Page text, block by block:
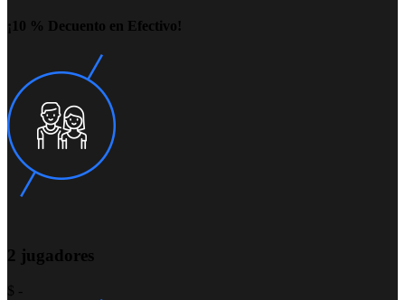
¡10 % Decuento en Efectivo!
2 jugadores
$ -